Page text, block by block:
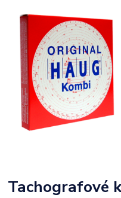
Tachografové